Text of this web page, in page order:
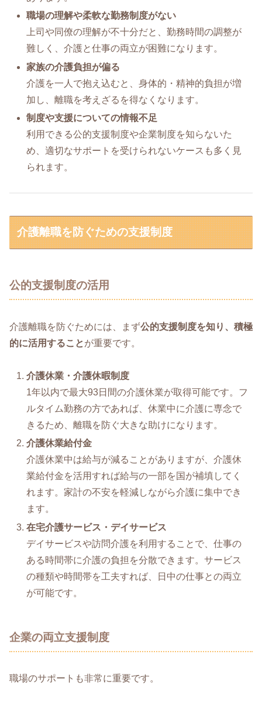
職場の理解や柔軟な勤務制度がない
上司や同僚の理解が不十分だと、勤務時間の調整が
難しく、介護と仕事の両立が困難になります。
家族の介護負担が偏る
介護を一人で抱え込むと、身体的・精神的負担が増
加し、離職を考えざるを得なくなります。
制度や支援についての情報不足
利用できる公的支援制度や企業制度を知らないた
め、適切なサポートを受けられないケースも多く見
られます。
介護離職を防ぐための支援制度
公的支援制度の活用
介護離職を防ぐためには、まず公的支援制度を知り、積極
的に活用することが重要です。
介護休業・介護休暇制度
1年以内で最大93日間の介護休業が取得可能です。フ
ルタイム勤務の方であれば、休業中に介護に専念で
きるため、離職を防ぐ大きな助けになります。
介護休業給付金
介護休業中は給与が減ることがありますが、介護休
業給付金を活用すれば給与の一部を国が補填してく
れます。家計の不安を軽減しながら介護に集中でき
ます。
在宅介護サービス・デイサービス
デイサービスや訪問介護を利用することで、仕事の
ある時間帯に介護の負担を分散できます。サービス
の種類や時間帯を工夫すれば、日中の仕事との両立
が可能です。
企業の両立支援制度
職場のサポートも非常に重要です。